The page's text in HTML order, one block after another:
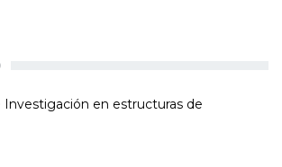
Investigación en estructuras de